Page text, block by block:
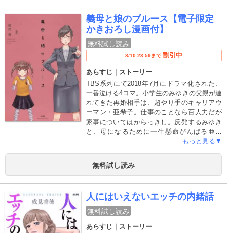
いすみれを救ってくれる素敵な王子様が現れ
る……!? 共感度100%！ 料理嫌いなすべて
の人たちに送る、新感覚クッキングコメディ!!
義母と娘のブルース【電子限定
かきおろし漫画付】
無料試し読み
8/10 23:59まで 割引中
あらすじ｜ストーリー
TBS系列にて2018年7月にドラマ化された、
一番泣ける4コマ。小学生のみゆきの父親が連
れてきた再婚相手は、超やり手のキャリアウ
ーマン・亜希子。仕事のことなら百人力だが
家事についてはからっきし。反発するみゆき
と、母になるために一生懸命がんばる亜希
子。血のつながらない不器用なふたりは、わ
の父親が亜希子と再婚した本当の理由とは
――？ ※以前配信していた「義母と娘のブ
もっと見る▼
無料試し読み
人にはいえないエッチの内緒話
無料試し読み
あらすじ｜ストーリー